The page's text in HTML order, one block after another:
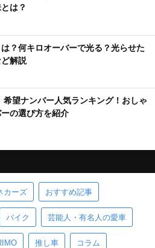
は？
？何キロオーバーで光る？光らせた
解説
希望ナンバー人気ランキング！おしゃ
の選び方を紹介
カーズ おすすめ記事
バイク 芸能人・有名人の愛車
推し車 コラム